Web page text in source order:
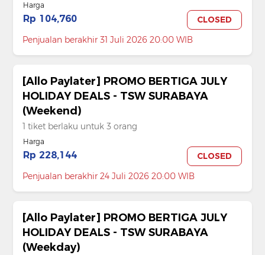
Harga
Rp 104,760
CLOSED
Penjualan berakhir 31 Juli 2026 20:00 WIB
[Allo Paylater] PROMO BERTIGA JULY
HOLIDAY DEALS - TSW SURABAYA
(Weekend)
1 tiket berlaku untuk 3 orang
Harga
Rp 228,144
CLOSED
Penjualan berakhir 24 Juli 2026 20:00 WIB
[Allo Paylater] PROMO BERTIGA JULY
HOLIDAY DEALS - TSW SURABAYA
(Weekday)